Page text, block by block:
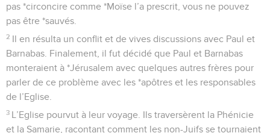
pas *circoncire comme *Moïse l’a prescrit, vous ne pouvez
pas être *sauvés.
2 Il en résulta un conflit et de vives discussions avec Paul et
Barnabas. Finalement, il fut décidé que Paul et Barnabas
monteraient à *Jérusalem avec quelques autres frères pour
parler de ce problème avec les *apôtres et les responsables
de l’Eglise.
3 L’Eglise pourvut à leur voyage. Ils traversèrent la Phénicie
et la Samarie, racontant comment les non-Juifs se tournaient